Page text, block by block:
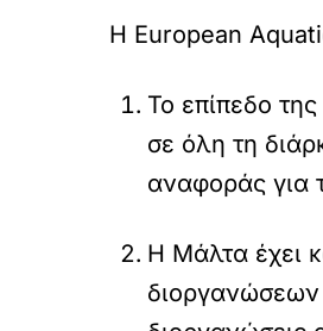
Η European
Το επίπεδο
σε όλη τη
αναφοράς για
Η Μάλτα έχει
διοργανώσεων